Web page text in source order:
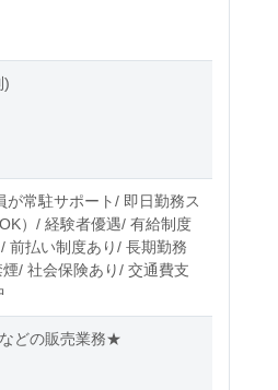
)
常駐サポート/ 即日勤務ス
）/ 経験者優遇/ 有給制度
前払い制度あり/ 長期勤務
/ 社会保険あり/ 交通費支
どの販売業務★